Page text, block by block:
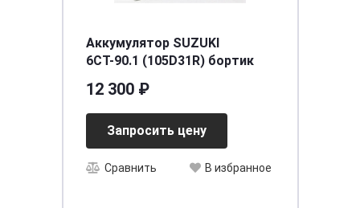
Аккумулятор SUZUKI
6СТ-90.1 (105D31R) бортик
12 300 ₽
Запросить цену
Сравнить В избранное